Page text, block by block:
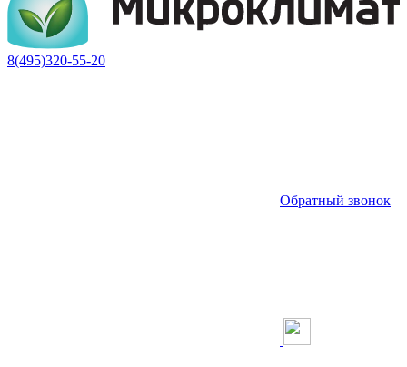
8(495)320-55-20
Обратный звонок